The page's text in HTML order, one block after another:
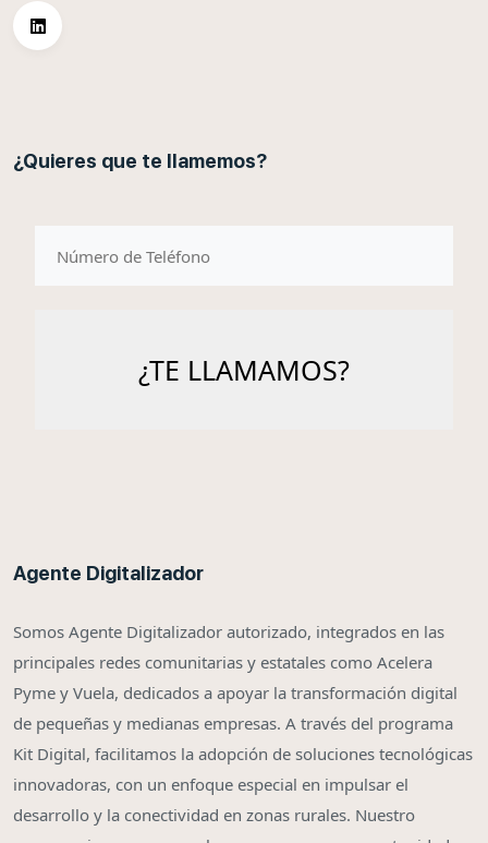
¿Quieres que te llamemos?
Agente Digitalizador
Somos Agente Digitalizador autorizado, integrados en las
principales redes comunitarias y estatales como Acelera
Pyme y Vuela, dedicados a apoyar la transformación digital
de pequeñas y medianas empresas. A través del programa
Kit Digital, facilitamos la adopción de soluciones tecnológicas
innovadoras, con un enfoque especial en impulsar el
desarrollo y la conectividad en zonas rurales. Nuestro